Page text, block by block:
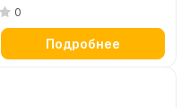
СВЧ, маринования,
снижения
калорийности,
0
Подробнее